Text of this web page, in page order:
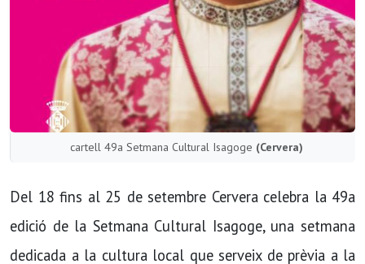
cartell 49a Setmana Cultural Isagoge (Cervera)
Del 18 fins al 25 de setembre Cervera celebra la 49a
edició de la Setmana Cultural Isagoge, una setmana
dedicada a la cultura local que serveix de prèvia a la